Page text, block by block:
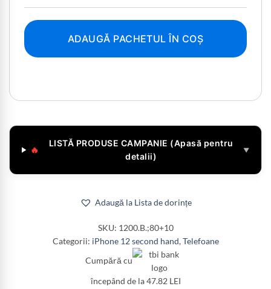
ADAUGĂ PACHETUL ÎN COȘ
🔥
LISTĂ PRODUSE CAMPANIE (Apasă pentru
detalii)
▼
Adaugă la Lista de dorințe
SKU: 1200.B.;80+10
Categorii: iPhone 12 second hand,Telefoane
Cumpără cu
începând de la 47.82 LEI